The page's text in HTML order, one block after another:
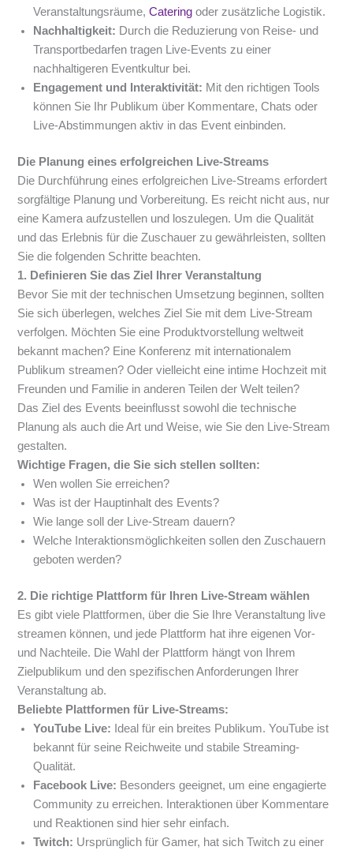
Veranstaltungsräume,Catering oder zusätzliche Logistik.
Nachhaltigkeit: Durch die Reduzierung von Reise- und
Transportbedarfen tragen Live-Events zu einer
nachhaltigeren Eventkultur bei.
Engagement und Interaktivität: Mit den richtigen Tools
können Sie Ihr Publikum über Kommentare, Chats oder
Live-Abstimmungen aktiv in das Event einbinden.
Die Planung eines erfolgreichen Live-Streams
Die Durchführung eines erfolgreichen Live-Streams erfordert
sorgfältige Planung und Vorbereitung. Es reicht nicht aus, nur
eine Kamera aufzustellen und loszulegen. Um die Qualität
und das Erlebnis für die Zuschauer zu gewährleisten, sollten
Sie die folgenden Schritte beachten.
1. Definieren Sie das Ziel Ihrer Veranstaltung
Bevor Sie mit der technischen Umsetzung beginnen, sollten
Sie sich überlegen, welches Ziel Sie mit dem Live-Stream
verfolgen. Möchten Sie eine Produktvorstellung weltweit
bekannt machen? Eine Konferenz mit internationalem
Publikum streamen? Oder vielleicht eine intime Hochzeit mit
Freunden und Familie in anderen Teilen der Welt teilen?
Das Ziel des Events beeinflusst sowohl die technische
Planung als auch die Art und Weise, wie Sie den Live-Stream
gestalten.
Wichtige Fragen, die Sie sich stellen sollten:
Wen wollen Sie erreichen?
Was ist der Hauptinhalt des Events?
Wie lange soll der Live-Stream dauern?
Welche Interaktionsmöglichkeiten sollen den Zuschauern
geboten werden?
2. Die richtige Plattform für Ihren Live-Stream wählen
Es gibt viele Plattformen, über die Sie Ihre Veranstaltung live
streamen können, und jede Plattform hat ihre eigenen Vor-
und Nachteile. Die Wahl der Plattform hängt von Ihrem
Zielpublikum und den spezifischen Anforderungen Ihrer
Veranstaltung ab.
Beliebte Plattformen für Live-Streams:
YouTube Live: Ideal für ein breites Publikum. YouTube ist
bekannt für seine Reichweite und stabile Streaming-
Qualität.
Facebook Live: Besonders geeignet, um eine engagierte
Community zu erreichen. Interaktionen über Kommentare
und Reaktionen sind hier sehr einfach.
Twitch: Ursprünglich für Gamer, hat sich Twitch zu einer